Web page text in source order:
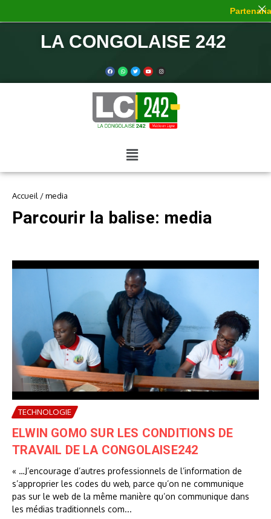
LA CONGOLAISE 242
Accueil /media
Parcourir la balise: media
TECHNOLOGIE
ELWIN GOMO SUR LES CONDITIONS DE
TRAVAIL DE LA CONGOLAISE242
« …J’encourage d’autres professionnels de l’information de
s’approprier les codes du web, parce qu’on ne communique
pas sur le web de la même manière qu’on communique dans
les médias traditionnels com...